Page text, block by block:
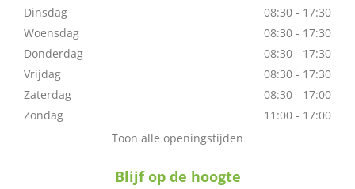
Dinsdag
08:30 - 17:30
Woensdag
08:30 - 17:30
Donderdag
08:30 - 17:30
Vrijdag
08:30 - 17:30
Zaterdag
08:30 - 17:00
Zondag
11:00 - 17:00
Toon alle openingstijden
Blijf op de hoogte